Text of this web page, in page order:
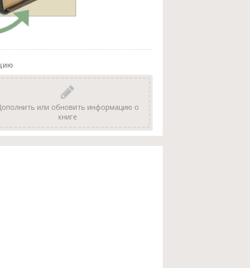
или обновить информацию о
книге